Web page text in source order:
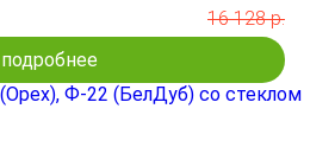
16 128 р.
подробнее